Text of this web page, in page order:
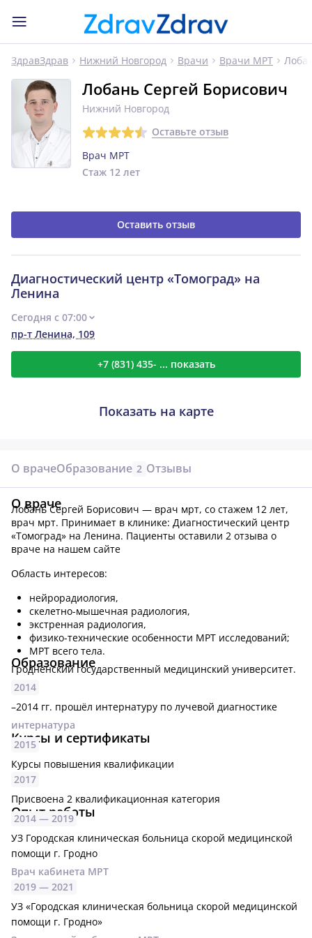
ЗдравЗдрав Нижний Новгород Врачи Врачи МРТ
Лобань Сергей Борисович
Нижний Новгород
Оставьте отзыв
Врач МРТ
Стаж 12 лет
Оставить отзыв
Диагностический центр «Томоград» на
Ленина
Сегодня с 07:00
пр-т Ленина, 109
+7 (831) 435- ... показать
Показать на карте
О врачеОбразование 2 Отзывы
О враче
Лобань Сергей Борисович — врач мрт, со стажем 12 лет,
врач мрт. Принимает в клинике: Диагностический центр
«Томоград» на Ленина. Пациенты оставили 2 отзыва о
враче на нашем сайте
Область интересов:
нейрорадиология,
скелетно-мышечная радиология,
экстренная радиология,
физико-технические особенности МРТ исследований;
МРТ всего тела.
Образование
Гродненский государственный медицинский университет.
2014
–2014 гг. прошёл интернатуру по лучевой диагностике
интернатура
Курсы и сертификаты
2015
Курсы повышения квалификации
2017
Присвоена 2 квалификационная категория
Опыт работы
2014 — 2019
УЗ Городская клиническая больница скорой медицинской
помощи г. Гродно
Врач кабинета МРТ
2019 — 2021
УЗ «Городская клиническая больница скорой медицинской
помощи г. Гродно»